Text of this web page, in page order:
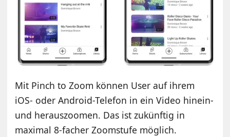
Mit Pinch to Zoom können User auf ihrem
iOS- oder Android-Telefon in ein Video hinein-
und herauszoomen. Das ist zukünftig in
maximal 8-facher Zoomstufe möglich.